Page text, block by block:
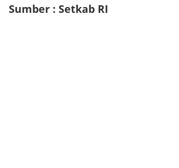
Sumber : Setkab RI